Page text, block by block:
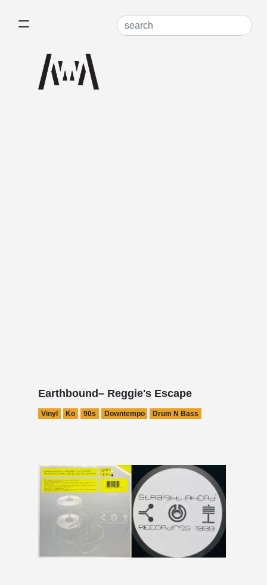
Earthbound– Reggie's Escape
Vinyl Ko 90s Downtempo Drum N Bass